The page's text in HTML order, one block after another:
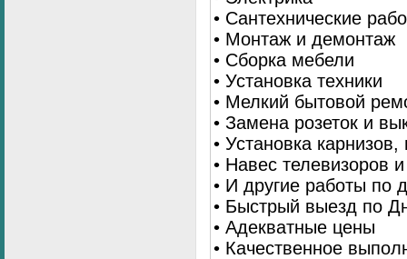
• Сантехнические
• Монтаж и демонтаж
• Сборка мебели
• Установка техники
• Мелкий бытовой
• Замена розеток и
• Установка
• Навес телевизоров
• И другие работы по
• Быстрый выезд по
• Адекватные цены
• Качественное